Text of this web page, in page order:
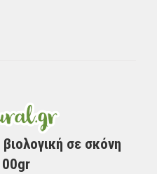
σε σκόνη